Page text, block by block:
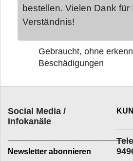
bestellen. Vielen Dank für
Verständnis!
Gebraucht, ohne
Beschädigungen
Social Media /
Infokanäle
_________________________
Newsletter abonnieren